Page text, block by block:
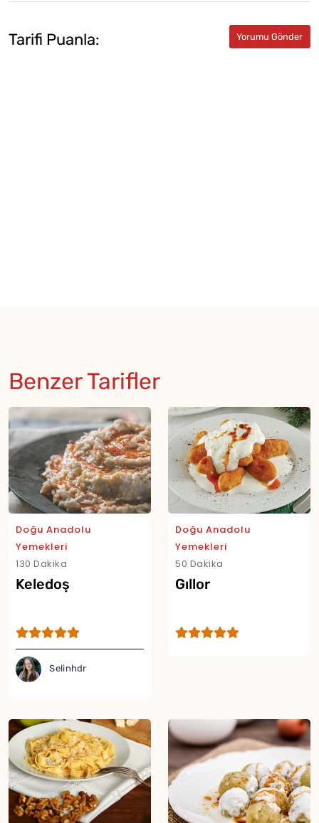
Tarifi Puanla:
Benzer Tarifler
Doğu Anadolu
Yemekleri
130 Dakika
Keledoş
Selinhdr
Doğu Anadolu
Yemekleri
50 Dakika
Gıllor